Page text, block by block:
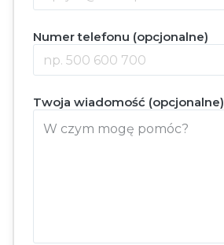
Numer telefonu (opcjonalne)
Twoja wiadomość (opcjonalne)